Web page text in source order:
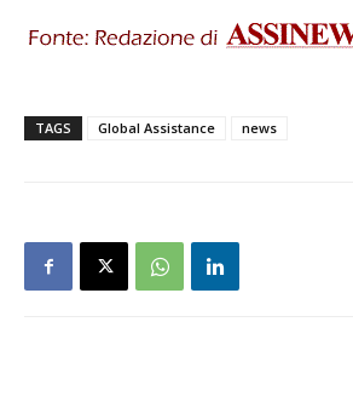
TAGS Global Assistance news